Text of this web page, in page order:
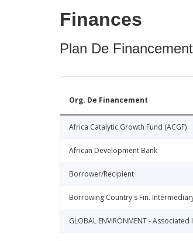
Finances
Plan De
Org. De Financement
Africa Catalytic Growth Fund (ACGF)
African Development Bank
Borrower/Recipient
Borrowing Country's Fin.
GLOBAL ENVIRONMENT - Associated